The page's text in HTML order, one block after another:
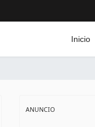
Inicio
ANUNCIO